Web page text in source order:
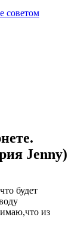
советом
Jenny)
будет
из